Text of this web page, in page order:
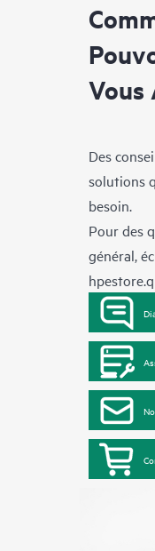
Vous
Des
solutions
besoin.
Pour des
général,